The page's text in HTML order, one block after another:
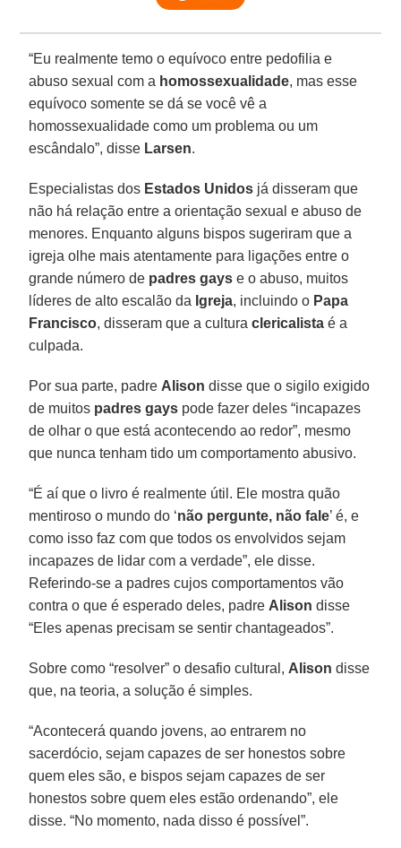
“Eu realmente temo o equívoco entre pedofilia e
abuso sexual com a homossexualidade, mas esse
equívoco somente se dá se você vê a
homossexualidade como um problema ou um
escândalo”, disse Larsen.
Especialistas dos Estados Unidos já disseram que
não há relação entre a orientação sexual e abuso de
menores. Enquanto alguns bispos sugeriram que a
igreja olhe mais atentamente para ligações entre o
grande número de padres gays e o abuso, muitos
líderes de alto escalão da Igreja, incluindo o Papa
Francisco, disseram que a culturaclericalista é a
culpada.
Por sua parte, padre Alison disse que o sigilo exigido
de muitos padres gays pode fazer deles “incapazes
de olhar o que está acontecendo ao redor”, mesmo
que nunca tenham tido um comportamento abusivo.
“É aí que o livro é realmente útil. Ele mostra quão
mentiroso o mundo do ‘não pergunte, não fale’ é, e
como isso faz com que todos os envolvidos sejam
incapazes de lidar com a verdade”, ele disse.
Referindo-se a padres cujos comportamentos vão
contra o que é esperado deles, padre Alison disse
“Eles apenas precisam se sentir chantageados”.
Sobre como “resolver” o desafio cultural, Alison disse
que, na teoria, a solução é simples.
“Acontecerá quando jovens, ao entrarem no
sacerdócio, sejam capazes de ser honestos sobre
quem eles são, e bispos sejam capazes de ser
honestos sobre quem eles estão ordenando”, ele
disse. “No momento, nada disso é possível”.